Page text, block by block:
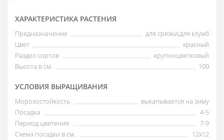
ХАРАКТЕРИСТИКА РАСТЕНИЯ
Предназначение
для срезки;для клумб
Цвет
красный
Раздел сортов
крупноцветковый
Высота в см.
100
УСЛОВИЯ ВЫРАЩИВАНИЯ
Морозостойкость
выкапывается на зиму
Посадка
4-5
Период цветения
7-9
Схема посадки в см.
12х12